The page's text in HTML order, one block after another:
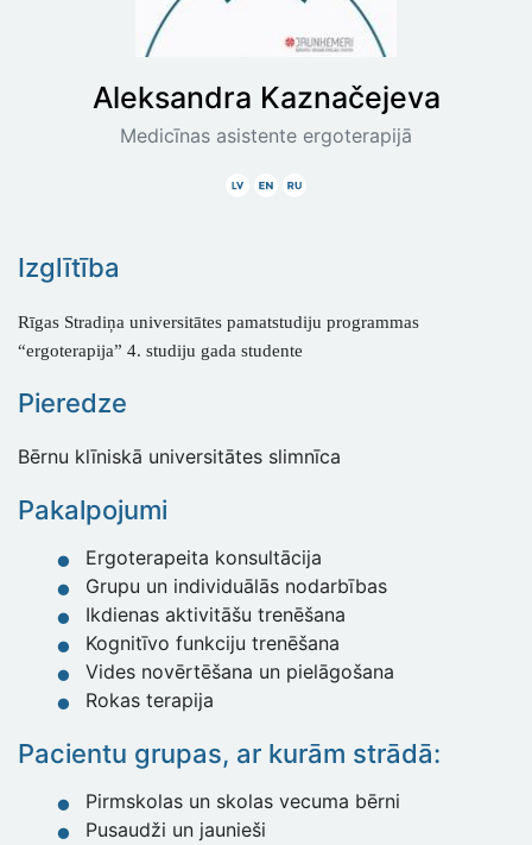
Aleksandra Kaznačejeva
Medicīnas asistente ergoterapijā
Latviski
AngliskiKrieviski
Izglītība
Rīgas Stradiņa universitātes pamatstudiju programmas
“ergoterapija” 4. studiju gada studente
Pieredze
Bērnu klīniskā universitātes slimnīca
Pakalpojumi
Ergoterapeita konsultācija
Grupu un individuālās nodarbības
Ikdienas aktivitāšu trenēšana
Kognitīvo funkciju trenēšana
Vides novērtēšana un pielāgošana
Rokas terapija
Pacientu grupas, ar kurām strādā:
Pirmskolas un skolas vecuma bērni
Pusaudži un jaunieši